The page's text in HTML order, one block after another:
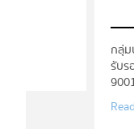
กลุ่ม
รับร